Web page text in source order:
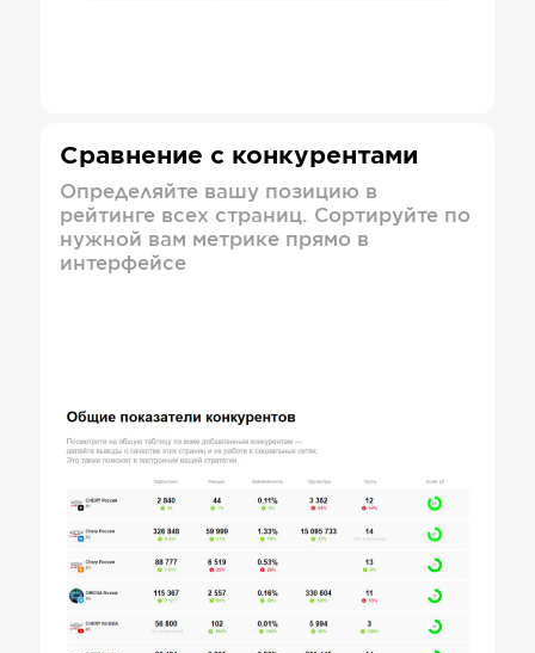
Сравнение с конкурентами
Определяйте вашу позицию в
рейтинге всех страниц. Сортируйте по
нужной вам метрике прямо в
интерфейсе